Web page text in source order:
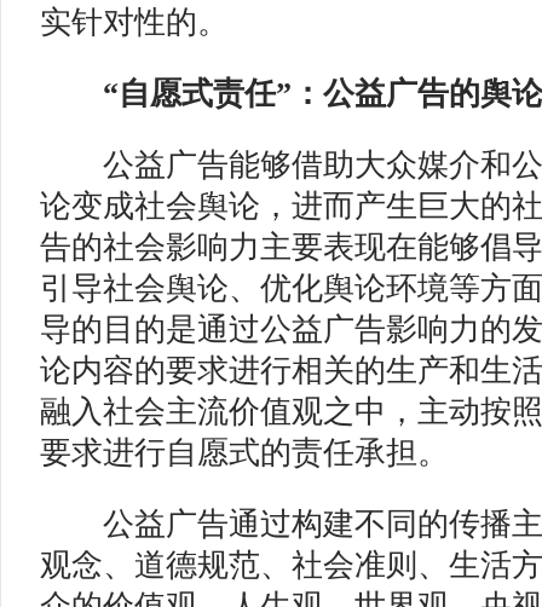
实针对性的。
“自愿式责任”：公益广告的舆
公益广告能够借助大众媒介和公
论变成社会舆论，进而产生巨大的
告的社会影响力主要表现在能够倡
引导社会舆论、优化舆论环境等方
导的目的是通过公益广告影响力的
论内容的要求进行相关的生产和生
融入社会主流价值观之中，主动按
要求进行自愿式的责任承担。
公益广告通过构建不同的传播主
观念、道德规范、社会准则、生活